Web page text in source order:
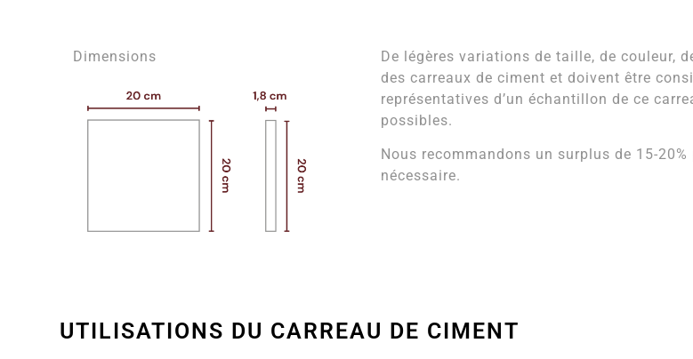
Dimensions
De légères variations de taille, de couleur,
des carreaux de ciment et doivent être
représentatives d’un échantillon de ce
possibles.
Nous recommandons un surplus de 15-
nécessaire.
UTILISATIONS DU CARREAU DE CIMENT